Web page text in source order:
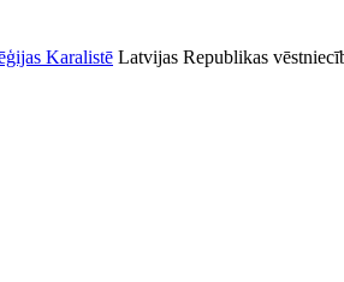
Latvijas Republikas